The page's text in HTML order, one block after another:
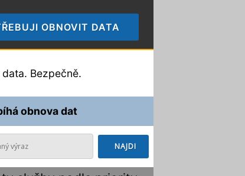
OBNOVIT DATA
Bezpečně.
obnova dat